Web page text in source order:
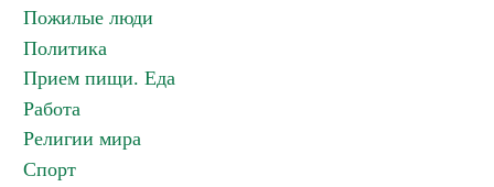
Пожилые люди
Политика
Прием пищи. Еда
Работа
Религии мира
Спорт